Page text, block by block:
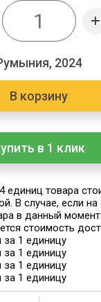
2024
В корзину
в 1 клик
единиц товара
В случае, если на
в данный момент
стоимость
за 1 единицу
за 1 единицу
за 1 единицу
за 1 единицу